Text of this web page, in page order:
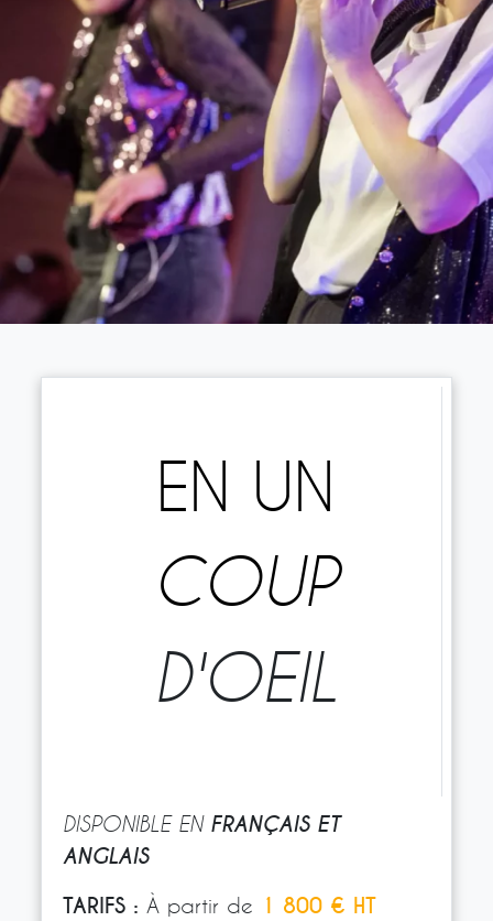
EN UN
COUP
D'OEIL
DISPONIBLE EN FRANÇAIS ET
ANGLAIS
TARIFS : À partir de 1 800 € HT